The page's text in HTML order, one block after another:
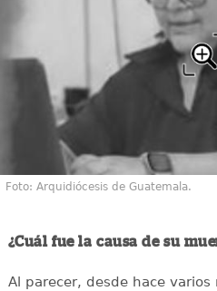
Foto: Arquidiócesis de Guatemala.
¿Cuál fue la causa de su
Al parecer, desde hace